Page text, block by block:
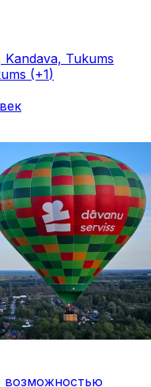
Tukums
(+1)
возможностью